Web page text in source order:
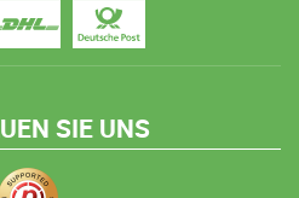
SIE UNS